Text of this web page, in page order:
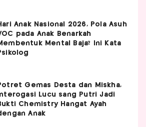
Anak Nasional 2026, Pola Asuh
pada Anak Benarkah
Mental Baja? Ini Kata
Gemas Desta dan Miskha,
Interogasi Lucu sang Putri Jadi
Chemistry Hangat Ayah
Anak